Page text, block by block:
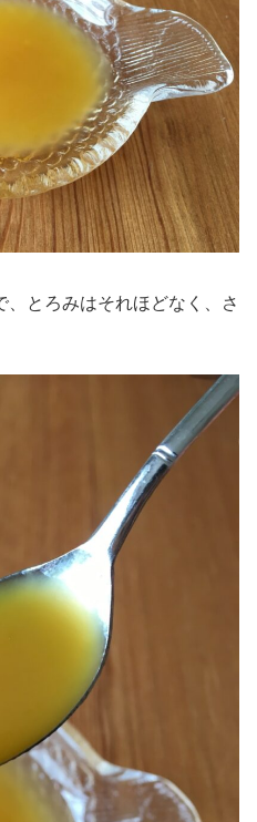
とろみはそれほどなく、さ